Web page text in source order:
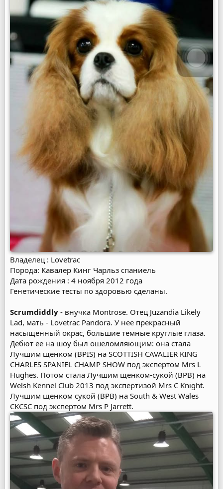
Владелец : Lovetrac
Порода: Кавалер Кинг Чарльз спаниель
Дата рождения : 4 ноября 2012 года
Генетические тесты по здоровью сделаны.
Scrumdiddly - внучка Montrose. Отец Juzandia Likely
Lad, мать - Lovetrac Pandora. У нее прекрасный
насыщенный окрас, большие темные круглые глаза.
Дебют ее на шоу был ошеломляющим: она стала
Лучшим щенком (BPIS) на SCOTTISH CAVALIER KING
CHARLES SPANIEL CHAMP SHOW под экспертом Mrs L
Hughes. Потом стала Лучшим щенком-сукой (BPB) на
Welsh Kennel Club 2013 под экспертизой Mrs C Knight.
Лучшим щенком сукой (BPB) на South & West Wales
CKCSC под экспертом Mrs P Jarrett.